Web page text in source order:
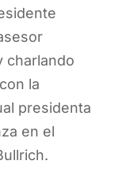
charlando
la
presidenta
en el